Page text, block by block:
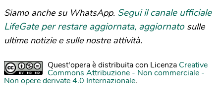
Siamo anche su WhatsApp. Segui il canale ufficiale
LifeGate per restare aggiornata, aggiornato sulle
ultime notizie e sulle nostre attività.
Quest'opera è distribuita con Licenza Creative
Commons Attribuzione - Non commerciale -
Non opere derivate 4.0 Internazionale.